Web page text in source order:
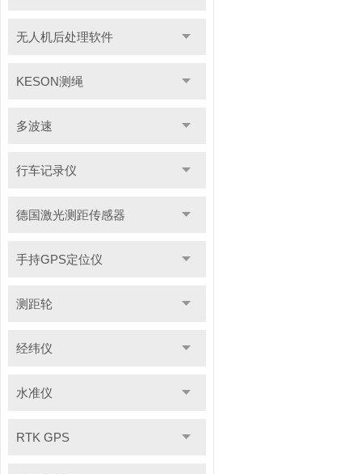
无人机后处理软件
KESON测绳
多波速
行车记录仪
德国激光测距传感器
手持GPS定位仪
测距轮
经纬仪
水准仪
RTK GPS